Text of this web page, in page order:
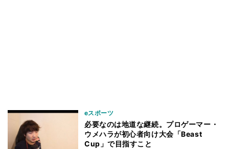
eスポーツ
必要なのは地道な継続。プロゲーマー・
ウメハラが初心者向け大会「Beast
Cup」で目指すこと